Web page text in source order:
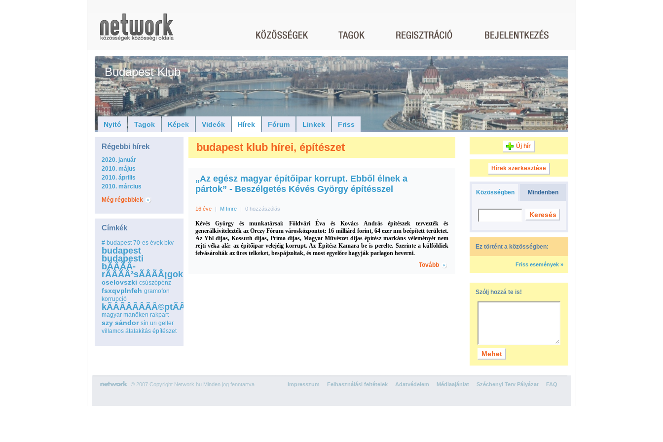
Budapest Klub
Nyitó Tagok Képek Videók Hírek Fórum Linkek Friss
Régebbi hírek
2020. január
2010. május
2010. április
2010. március
Még régebbiek
Címkék
# budapest 70-es évek bkv
budapest
budapesti
bÃÂÃÂ­
rÃÂÃÂ³sÃÂÃÂ¡gok
cselovszki csúszópénz
fsxqvplnfeh gramofon
korrupció
kÃÂÃÂÃÂÃÂ©ptÃÂÃÂÃÂÃÂ¡r
magyar manöken rakpart
szy sándor sín uri geller
villamos átalakítás építészet
budapest klub hírei, építészet
„Az egész magyar építőipar korrupt. Ebből élnek a
pártok” - Beszélgetés Kévés György építésszel
16 éve | M Imre | 0 hozzászólás
Kévés György és munkatársai: Földvári Éva és Kovács András építészek tervezték és
generálkivitelezték az Orczy Fórum városközpontot: 16 milliárd forint, 64 ezer nm beépített területet.
Az Ybl-díjas, Kossuth-díjas, Príma-díjas, Magyar Művészet-díjas építész markáns véleményét nem
rejti véka alá: az építőipar velejéig korrupt. Az Építész Kamara be is perelte. Szerinte a külföldiek
felvásárolták az üres telkeket, bespájzoltak, és most egyelőre hagyják parlagon heverni.
Tovább
Új hír
Hírek szerkesztése
Közösségben Mindenben
Ez történt a közösségben:
Friss események »
Szólj hozzá te is!
© 2007 Copyright Network.hu Minden jog fenntartva. Impresszum Felhasználási feltételek Adatvédelem Médiaajánlat Széchenyi Terv Pályázat FAQ